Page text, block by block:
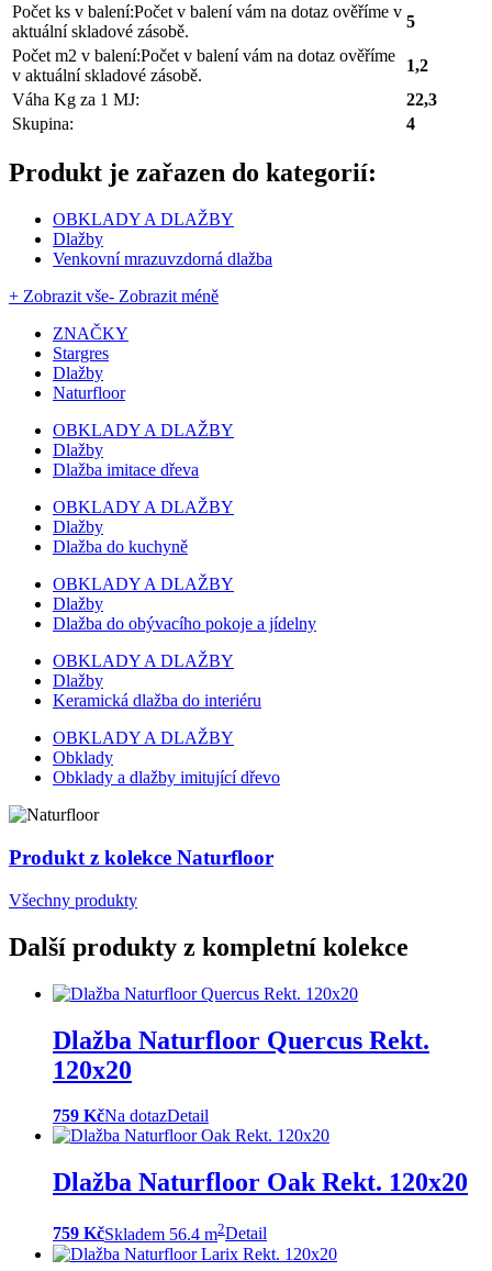
Počet ks v balení:Počet v balení vám na dotaz ověříme v
aktuální skladové zásobě.
5
Počet m2 v balení:Počet v balení vám na dotaz ověříme
v aktuální skladové zásobě.
1,2
Váha Kg za 1 MJ:
22,3
Skupina:
4
Produkt je zařazen do kategorií:
OBKLADY A DLAŽBY
Dlažby
Venkovní mrazuvzdorná dlažba
+ Zobrazit vše- Zobrazit méně
ZNAČKY
Stargres
Dlažby
Naturfloor
OBKLADY A DLAŽBY
Dlažby
Dlažba imitace dřeva
OBKLADY A DLAŽBY
Dlažby
Dlažba do kuchyně
OBKLADY A DLAŽBY
Dlažby
Dlažba do obývacího pokoje a jídelny
OBKLADY A DLAŽBY
Dlažby
Keramická dlažba do interiéru
OBKLADY A DLAŽBY
Obklady
Obklady a dlažby imitující dřevo
Produkt z kolekce Naturfloor
Všechny produkty
Další produkty z kompletní kolekce
Dlažba Naturfloor Quercus Rekt.
120x20
759 KčNa dotazDetail
Dlažba Naturfloor Oak Rekt. 120x20
759 KčSkladem 56.4 m2Detail